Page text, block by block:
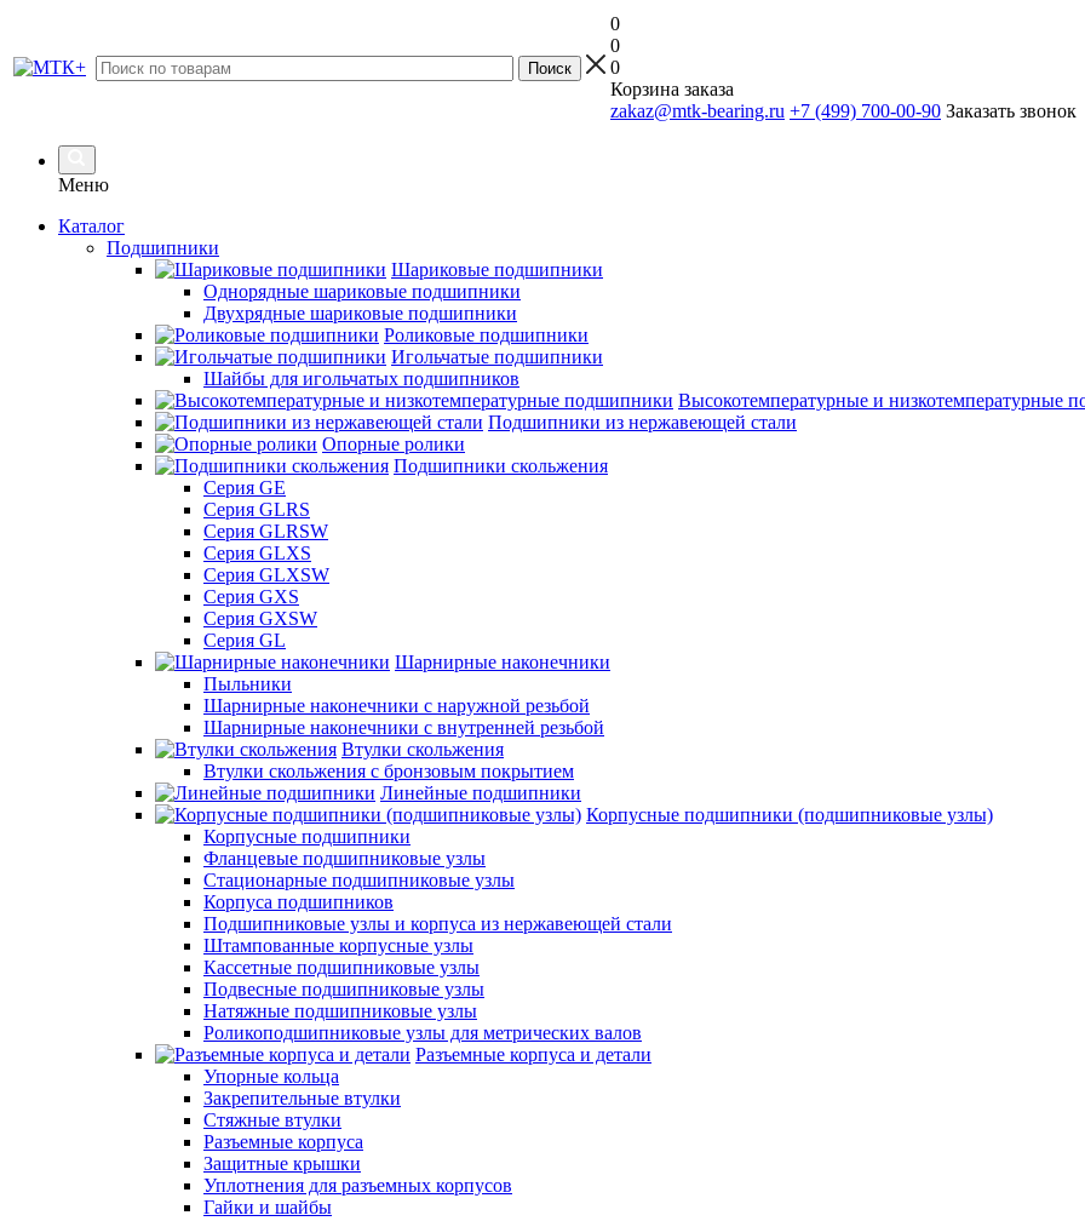
0
0
0
Корзина заказа
zakaz@mtk-bearing.ru +7 (499) 700-00-90 Заказать звонок
Меню
Каталог
Подшипники
Шариковые подшипники
Однорядные шариковые подшипники
Двухрядные шариковые подшипники
Роликовые подшипники
Игольчатые подшипники
Шайбы для игольчатых подшипников
Высокотемпературные и низкотемпературные
Подшипники из нержавеющей стали
Опорные ролики
Подшипники скольжения
Серия GE
Серия GLRS
Серия GLRSW
Серия GLXS
Серия GLXSW
Серия GXS
Серия GXSW
Серия GL
Шарнирные наконечники
Пыльники
Шарнирные наконечники с наружной резьбой
Шарнирные наконечники с внутренней резьбой
Втулки скольжения
Втулки скольжения с бронзовым покрытием
Линейные подшипники
Корпусные подшипники (подшипниковые узлы)
Корпусные подшипники
Фланцевые подшипниковые узлы
Стационарные подшипниковые узлы
Корпуса подшипников
Подшипниковые узлы и корпуса из нержавеющей стали
Штампованные корпусные узлы
Кассетные подшипниковые узлы
Подвесные подшипниковые узлы
Натяжные подшипниковые узлы
Роликоподшипниковые узлы для метрических валов
Разъемные корпуса и детали
Упорные кольца
Закрепительные втулки
Стяжные втулки
Разъемные корпуса
Защитные крышки
Уплотнения для разъемных корпусов
Гайки и шайбы